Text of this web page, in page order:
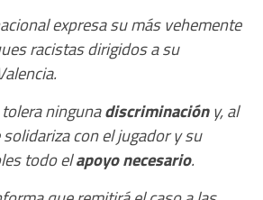
expresa su más vehemente
racistas dirigidos a su
ningunadiscriminacióny, al
con el jugador y su
todo elapoyo necesario.